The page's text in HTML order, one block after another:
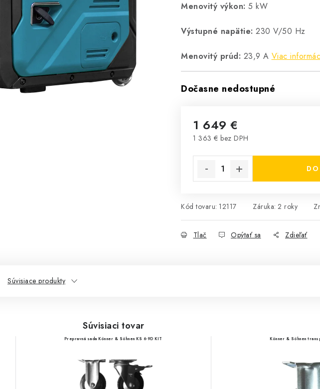
Menovitý výkon: 5 kW
Výstupné napätie: 230 V/50 Hz
Menovitý prúd: 23,9 A Viac
Dočasne nedostupné
1 649 €
1 363 € bez DPH
Kód tovaru: 12117 Záruka: 2 roky
Tlač Opýtať sa Zdieľať
Súvisiace produkty
Súvisiaci tovar